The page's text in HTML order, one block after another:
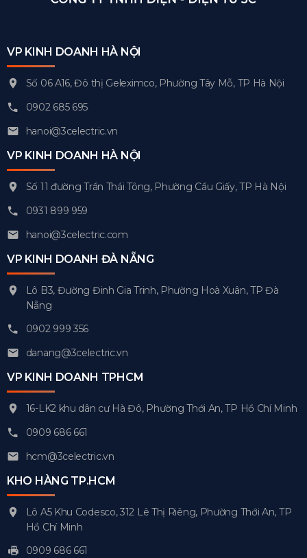
VP KINH DOANH HÀ NỘI
Số 06 A16, Đô thị Geleximco, Phường Tây Mỗ, TP Hà Nội
0902 685 695
hanoi@3celectric.vn
VP KINH DOANH HÀ NỘI
Số 11 đường Trần Thái Tông, Phường Cầu Giấy, TP Hà Nội
0931 899 959
hanoi@3celectric.com
VP KINH DOANH ĐÀ NẴNG
Lô B3, Đường Đinh Gia Trinh, Phường Hoà Xuân, TP Đà
Nẵng
0902 999 356
danang@3celectric.vn
VP KINH DOANH TPHCM
16-LK2 khu dân cư Hà Đô, Phường Thới An, TP Hồ Chí Minh
0909 686 661
hcm@3celectric.vn
KHO HÀNG TP.HCM
Lô A5 Khu Codesco, 312 Lê Thị Riêng, Phường Thới An, TP
Hồ Chí Minh
0909 686 661